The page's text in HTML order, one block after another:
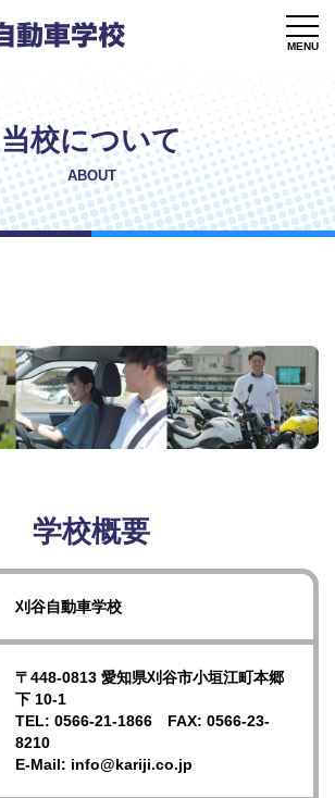
MENU
当校について
ABOUT
学校概要
刈谷自動車学校
〒448-0813 愛知県刈谷市小垣江町本郷
下 10-1
TEL: 0566-21-1866 FAX: 0566-23-
8210
E-Mail: info@kariji.co.jp